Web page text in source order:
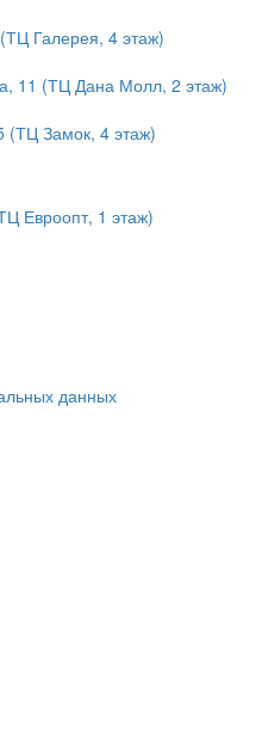
Галерея, 4 этаж)
11 (ТЦ Дана Молл, 2 этаж)
(ТЦ Замок, 4 этаж)
Евроопт, 1 этаж)
данных